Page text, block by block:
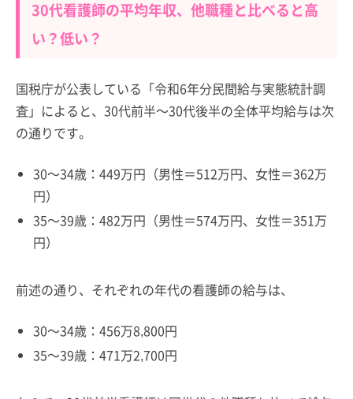
30代看護師の平均年収、他職種と比べると高
い？低い？
国税庁が公表している「令和6年分民間給与実態統計調
査」によると、30代前半～30代後半の全体平均給与は次
の通りです。
30～34歳：449万円（男性＝512万円、女性＝362万
円）
35～39歳：482万円（男性＝574万円、女性＝351万
円）
前述の通り、それぞれの年代の看護師の給与は、
30～34歳：456万8,800円
35～39歳：471万2,700円